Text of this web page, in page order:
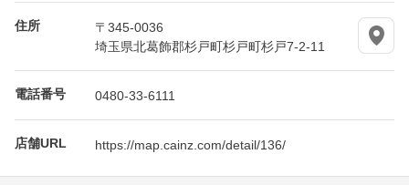
住所
〒345-0036
埼玉県北葛飾郡杉戸町杉戸町杉戸7-2-11
電話番号 0480-33-6111
店舗URL https://map.cainz.com/detail/136/